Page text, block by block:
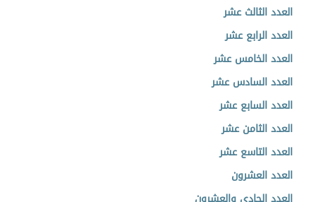
العدد الثالث عشر
العدد الرابع عشر
العدد الخامس عشر
العدد السادس عشر
العدد السابع عشر
العدد الثامن عشر
العدد التاسع عشر
العدد العشرون